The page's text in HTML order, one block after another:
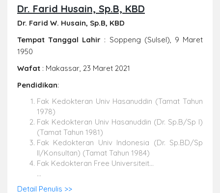
Dr. Farid Husain, Sp.B, KBD
Dr. Farid W. Husain, Sp.B, KBD
Tempat Tanggal Lahir : Soppeng (Sulsel), 9 Maret
1950
Wafat : Makassar, 23 Maret 2021
Pendidikan:
Fak Kedokteran Univ Hasanuddin (Tamat Tahun
1978)
Fak Kedokteran Univ Hasanuddin (Dr. Sp.B/Sp I)
(Tamat Tahun 1981)
Fak Kedokteran Univ Indonesia (Dr. Sp.BD/Sp
II/Konsultan) (Tamat Tahun 1984)
Fak Kedokteran Free Universiteit...
...
Detail Penulis >>